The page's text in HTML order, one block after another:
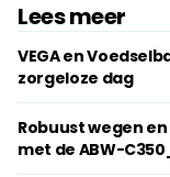
Lees meer
VEGA en
zorgeloze dag
Robuust wegen
met de ABW-